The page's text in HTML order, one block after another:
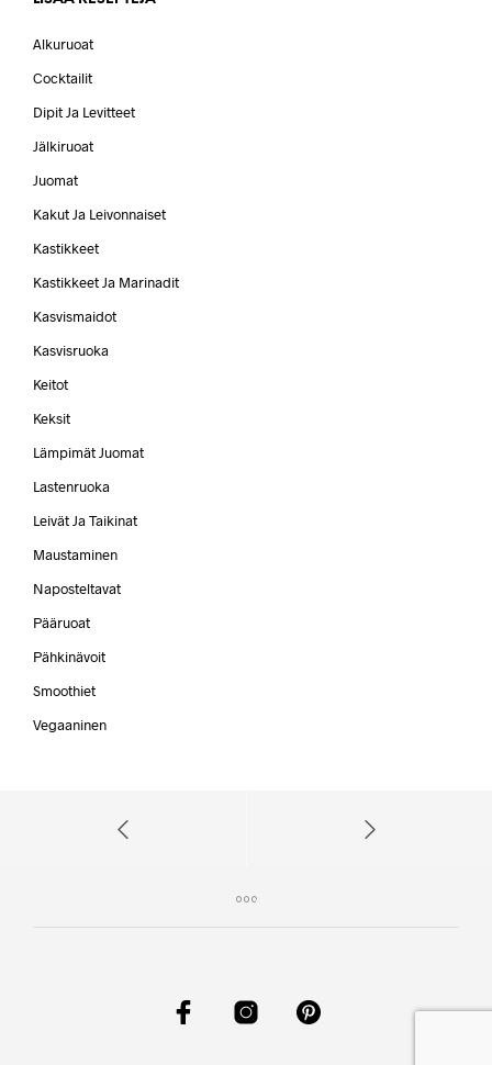
Alkuruoat
Cocktailit
Dipit Ja Levitteet
Jälkiruoat
Juomat
Kakut Ja Leivonnaiset
Kastikkeet
Kastikkeet Ja Marinadit
Kasvismaidot
Kasvisruoka
Keitot
Keksit
Lämpimät Juomat
Lastenruoka
Leivät Ja Taikinat
Maustaminen
Naposteltavat
Pääruoat
Pähkinävoit
Smoothiet
Vegaaninen